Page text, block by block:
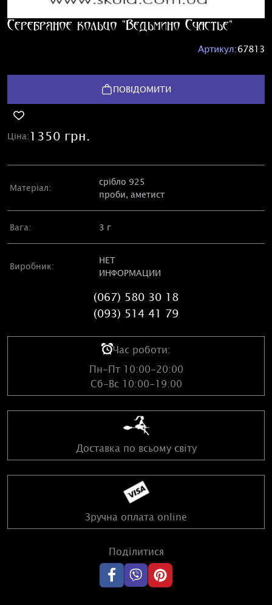
Серебряное кольцо "Ведьмино Счастье"
Артикул:67813
ПОВІДОМИТИ
Ціна: 1350 грн.
Матеріал:
срібло 925
проби, аметист
Вага: 3 г
Виробник:
НЕТ
ИНФОРМАЦИИ
(067) 580 30 18
(093) 514 41 79
Час роботи:
Пн-Пт 10:00-20:00
Сб-Вс 10:00-19:00
Доставка по всьому світу
Зручна оплата online
Поділитися